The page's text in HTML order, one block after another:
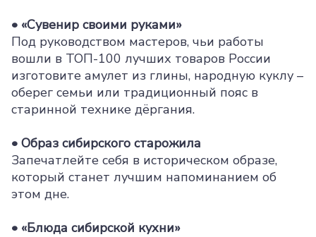
• «Сувенир своими руками»
Под руководством мастеров, чьи работы
вошли в ТОП-100 лучших товаров России
изготовите амулет из глины, народную куклу –
оберег семьи или традиционный пояс в
старинной технике дёргания.
• Образ сибирского старожила
Запечатлейте себя в историческом образе,
который станет лучшим напоминанием об
этом дне.
• «Блюда сибирской кухни»